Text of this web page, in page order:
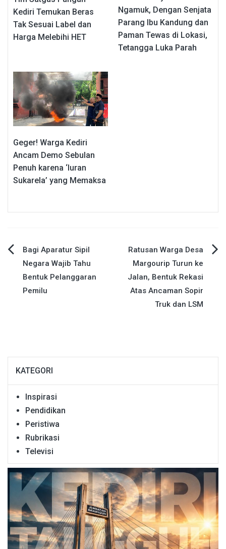
Kediri Temukan Beras
Tak Sesuai Label dan
Harga Melebihi HET
Ngamuk, Dengan Senjata
Parang Ibu Kandung dan
Paman Tewas di Lokasi,
Tetangga Luka Parah
Geger! Warga Kediri
Ancam Demo Sebulan
Penuh karena ‘Iuran
Sukarela’ yang Memaksa
Navigasi
pos
Bagi Aparatur Sipil
Negara Wajib Tahu
Bentuk Pelanggaran
Pemilu
Ratusan Warga Desa
Margourip Turun ke
Jalan, Bentuk Rekasi
Atas Ancaman Sopir
Truk dan LSM
KATEGORI
Inspirasi
Pendidikan
Peristiwa
Rubrikasi
Televisi